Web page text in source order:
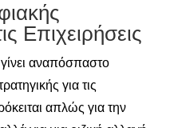
Επιχειρήσεις
αναπόσπαστο
για τις
απλώς για την